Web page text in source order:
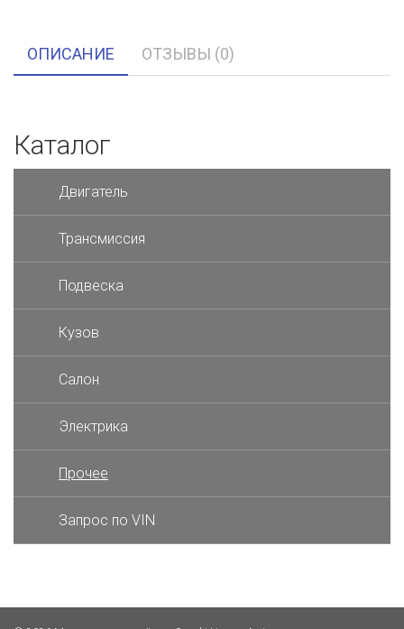
ОПИСАНИЕ ОТЗЫВЫ (0)
Каталог
Двигатель
Трансмиссия
Подвеска
Кузов
Салон
Электрика
Прочее
Запрос по VIN